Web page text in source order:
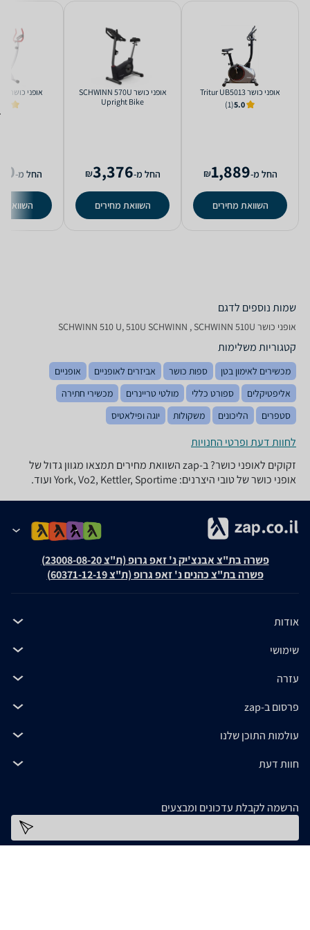
אופני כושר Tritur UB5013
5.0
(1)
החל מ-1,889
₪
השוואת מחירים
אופני כושר SCHWINN 570U
Upright Bike
החל מ-3,376
₪
השוואת מחירים
אופני כושר Tritur UB501
החל מ-
השוואת
שמות נוספים לדגם
אופני כושר SCHWINN 510 U, 510U SCHWINN , SCHWINN 510U
קטגוריות משלימות
מכשירים לאימון בטן ספות כושר אביזרים לאופניים
אופניים
אליפטיקלים
ספורט כללי מולטי טריינרים
מכשירי חתירה
סטפרים
הליכונים משקולות יוגה ופילאטיס
לחוות דעת ופרטי החנויות
זקוקים לאופני כושר? ב-zap השוואת מחירים תמצאו מגוון גדול של
אופני כושר של טובי היצרנים: York, Vo2, Kettler, Sportime ועוד.
פשרה בת"צ אבנצ'יק נ' זאפ גרופ (ת"צ 23008-08-20)
פשרה בת"צ כהנים נ' זאפ גרופ (ת"צ 60371-12-19)
אודות
שימושי
עזרה
פרסום ב-zap
עולמות התוכן שלנו
חוות דעת
הרשמה לקבלת עדכונים ומבצעים